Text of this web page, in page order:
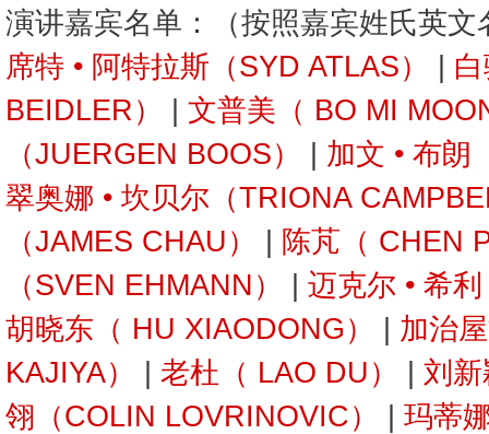
演讲嘉宾名单：（按照嘉宾姓氏英文
席特 • 阿特拉斯（SYD ATLAS）
BEIDLER）
文普美（ BO MI
（JUERGEN BOOS）
加文 • 布朗
翠奥娜 • 坎贝尔（TRIONA
（JAMES CHAU）
陈芃（ CHEN
（SVEN EHMANN）
迈克尔 • 希
胡晓东（ HU XIAODONG）
加治
KAJIYA）
老杜（ LAO DU）
刘
翎（COLIN LOVRINOVIC）
玛蒂